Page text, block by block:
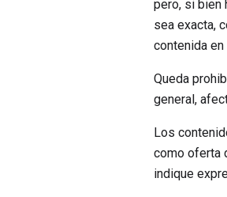
pero, si bien
sea exacta,
contenida
Queda
general,
Los
como oferta
indique